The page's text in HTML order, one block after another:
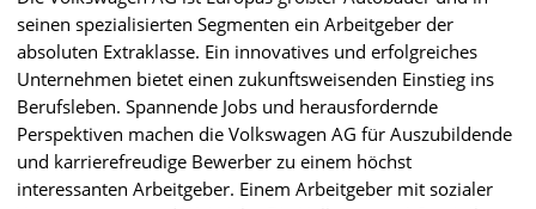
seinen spezialisierten Segmenten ein Arbeitgeber der
absoluten Extraklasse. Ein innovatives und erfolgreiches
Unternehmen bietet einen zukunftsweisenden Einstieg ins
Berufsleben. Spannende Jobs und herausfordernde
Perspektiven machen die Volkswagen AG für Auszubildende
und karrierefreudige Bewerber zu einem höchst
interessanten Arbeitgeber. Einem Arbeitgeber mit sozialer